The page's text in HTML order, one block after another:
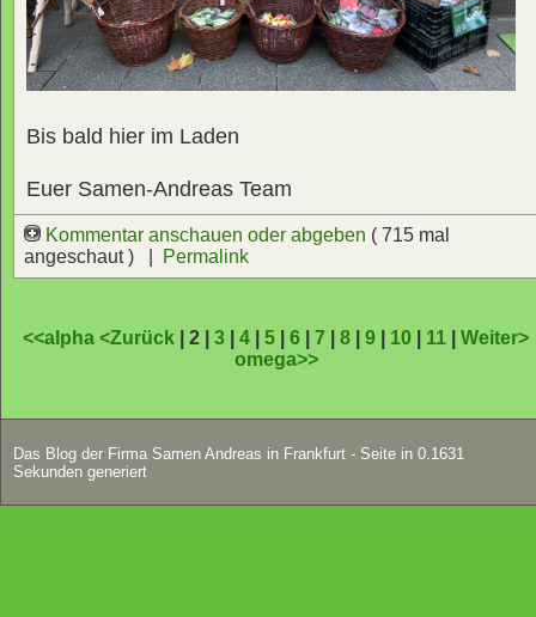
Bis bald hier im Laden
Euer Samen-Andreas Team
Kommentar anschauen oder abgeben ( 715 mal
angeschaut ) |
Permalink
<<alpha<Zurück | 2 |3 |4 |5 |6 |7 |8 |9 10 11 |Weiter>
omega>>
Das Blog der Firma Samen Andreas in Frankfurt - Seite in 0.1631
Sekunden generiert